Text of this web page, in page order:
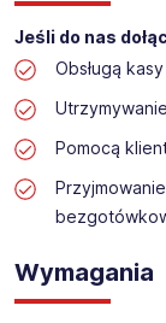
polskich agencji
działalności
w całym kraju.
największych
przedsiębiorstw
Obecnie dla
stanowisko:
Lokalizacja:
Jeśli do nas
Obsługą
Pomocą
Wymagania